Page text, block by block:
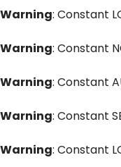
Warning: Constant
Warning: Constant
Warning: Constant
Warning: Constant
Warning: Constant